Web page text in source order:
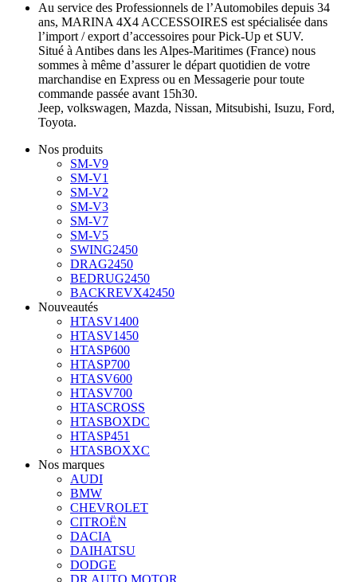
Au service des Professionnels de l’Automobiles depuis 34
ans, MARINA 4X4 ACCESSOIRES est spécialisée dans
l’import / export d’accessoires pour Pick-Up et SUV.
Situé à Antibes dans les Alpes-Maritimes (France) nous
sommes à même d’assurer le départ quotidien de votre
marchandise en Express ou en Messagerie pour toute
commande passée avant 15h30.
Jeep, volkswagen, Mazda, Nissan, Mitsubishi, Isuzu, Ford,
Toyota.
Nos produits
SM-V9
SM-V1
SM-V2
SM-V3
SM-V7
SM-V5
SWING2450
DRAG2450
BEDRUG2450
BACKREVX42450
Nouveautés
HTASV1400
HTASV1450
HTASP600
HTASP700
HTASV600
HTASV700
HTASCROSS
HTASBOXDC
HTASP451
HTASBOXXC
Nos marques
AUDI
BMW
CHEVROLET
CITROËN
DACIA
DAIHATSU
DODGE